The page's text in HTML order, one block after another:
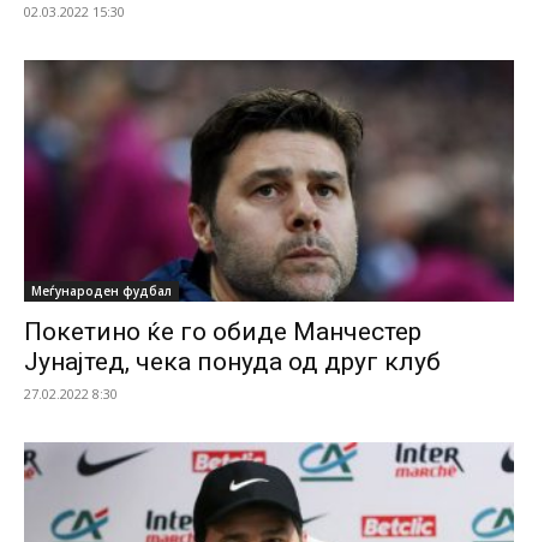
02.03.2022 15:30
Меѓународен фудбал
Покетино ќе го обиде Манчестер
Јунајтед, чека понуда од друг клуб
27.02.2022 8:30